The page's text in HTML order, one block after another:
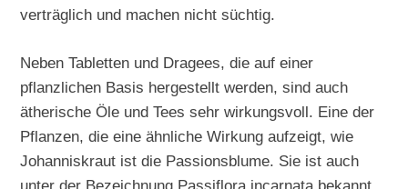
verträglich und machen nicht süchtig.
Neben Tabletten und Dragees, die auf einer
pflanzlichen Basis hergestellt werden, sind auch
ätherische Öle und Tees sehr wirkungsvoll. Eine der
Pflanzen, die eine ähnliche Wirkung aufzeigt, wie
Johanniskraut ist die Passionsblume. Sie ist auch
unter der Bezeichnung Passiflora incarnata bekannt.